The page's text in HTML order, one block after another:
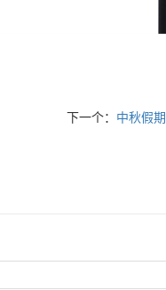
下一个： 中秋假期